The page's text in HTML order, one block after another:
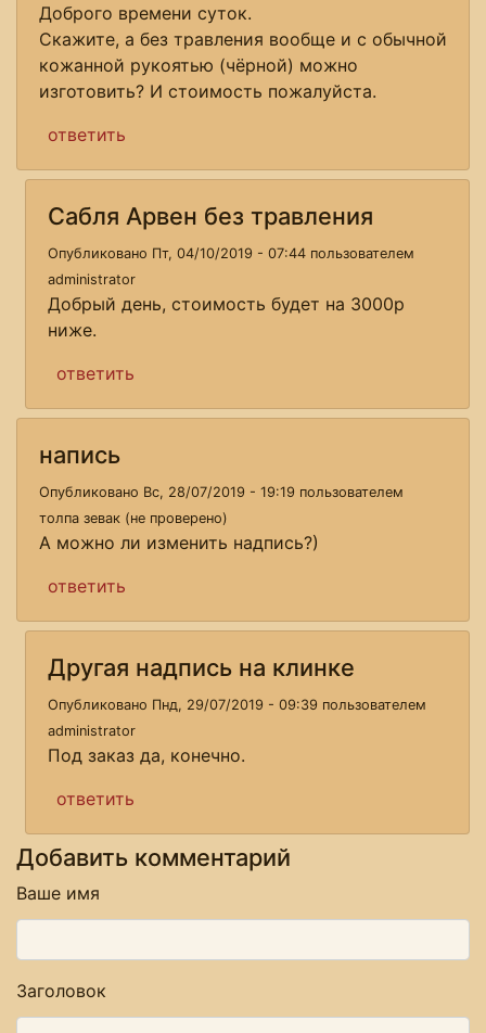
Доброго времени суток.
Скажите, а без травления вообще и с обычной
кожанной рукоятью (чёрной) можно
изготовить? И стоимость пожалуйста.
ответить
Сабля Арвен без травления
Опубликовано Пт, 04/10/2019 - 07:44 пользователем
administrator
Добрый день, стоимость будет на 3000р
ниже.
ответить
напись
Опубликовано Вс, 28/07/2019 - 19:19 пользователем
толпа зевак (не проверено)
А можно ли изменить надпись?)
ответить
Другая надпись на клинке
Опубликовано Пнд, 29/07/2019 - 09:39 пользователем
administrator
Под заказ да, конечно.
ответить
Добавить комментарий
Ваше имя
Заголовок